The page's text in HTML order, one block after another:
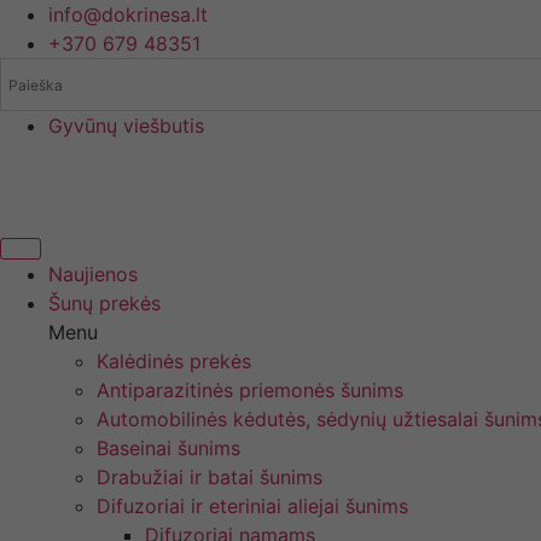
prie
info@dokrinesa.lt
+370 679 48351
Gyvūnų viešbutis
Naujienos
Šunų prekės
Menu
Kalėdinės prekės
Antiparazitinės priemonės šunims
Automobilinės kėdutės, sėdynių užtiesalai
Baseinai šunims
Drabužiai ir batai šunims
Difuzoriai ir eteriniai aliejai šunims
Difuzoriai namams